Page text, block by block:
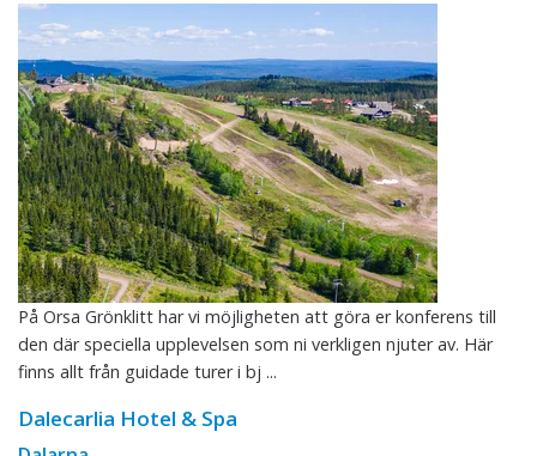
På Orsa Grönklitt har vi möjligheten att göra er konferens till
den där speciella upplevelsen som ni verkligen njuter av. Här
finns allt från guidade turer i bj ...
Dalecarlia Hotel & Spa